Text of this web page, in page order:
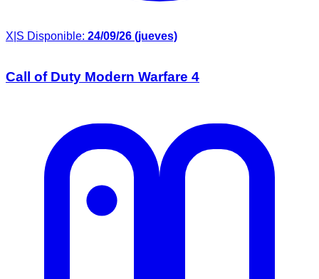
X|S Disponible: 24/09/26 (jueves)
Call of Duty Modern Warfare 4